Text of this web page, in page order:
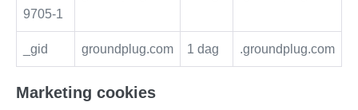
9705-1
_gid groundplug.com 1 dag .groundplug.com
Marketing cookies